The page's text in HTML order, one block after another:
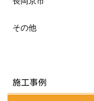
その他
施工事例